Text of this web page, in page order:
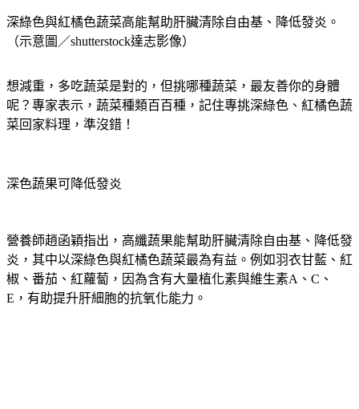
（示意圖／shutterstock達志影像）
呢？專家表示，蔬菜種類百百種，記住專挑深綠色、紅橘色蔬
菜回家料理，準沒錯！
炎，其中以深綠色與紅橘色蔬菜最為有益。例如羽衣甘藍、紅
椒、番茄、紅蘿蔔，因為含有大量植化素與維生素A、C、
E，有助提升肝細胞的抗氧化能力。